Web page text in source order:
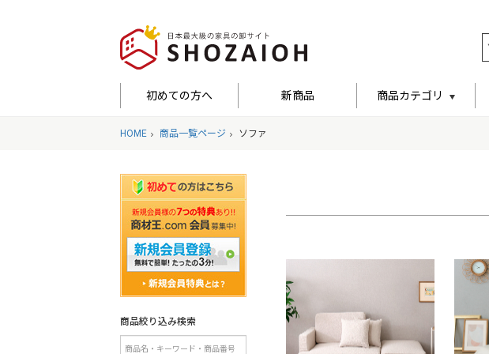
初めての方へ 新商品 商品カテゴリ
HOME 商品一覧ページ ソファ
商品絞り込み検索